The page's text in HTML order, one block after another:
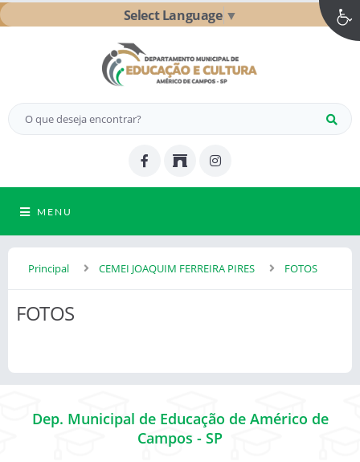
Select Language ▼
MENU
Principal CEMEI JOAQUIM FERREIRA PIRES FOTOS
FOTOS
Dep. Municipal de Educação de Américo de
Campos - SP